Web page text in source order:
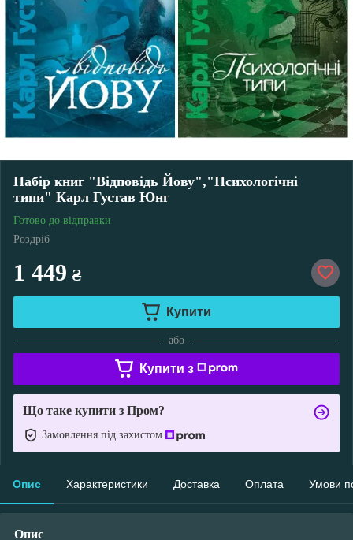
Набір книг "Відповідь Йову","Психологічні
типи" Карл Густав Юнг
Готово до відправки
Роздріб
1 449 ₴
Купити
або
Купити з
Що таке купити з Пром?
Замовлення під захистом
Опис Характеристики Доставка Оплата Умови
Опис